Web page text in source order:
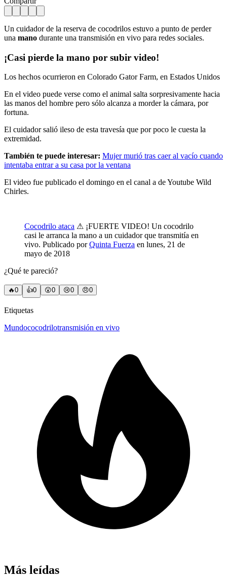
Un cuidador de la reserva de cocodrilos estuvo a punto de perder
una mano durante una transmisión en vivo para redes sociales.
¡Casi pierde la mano por subir video!
Los hechos ocurrieron en Colorado Gator Farm, en Estados Unidos
En el video puede verse como el animal salta sorpresivamente hacia
las manos del hombre pero sólo alcanza a morder la cámara, por
fortuna.
El cuidador salió ileso de esta travesía que por poco le cuesta la
extremidad.
También te puede interesar: Mujer murió tras caer al vacío cuando
intentaba entrar a su casa por la ventana
El video fue publicado el domingo en el canal a de Youtube Wild
Chirles.
Cocodrilo ataca ⚠ ¡FUERTE VIDEO! Un cocodrilo
casi le arranca la mano a un cuidador que transmitía en
vivo. Publicado porQuinta Fuerza en lunes, 21 de
mayo de 2018
¿Qué te pareció?
🔥0 👍0 😲0 😢0 😠0
Etiquetas
Mundococodrilotransmisión en vivo
Más leídas